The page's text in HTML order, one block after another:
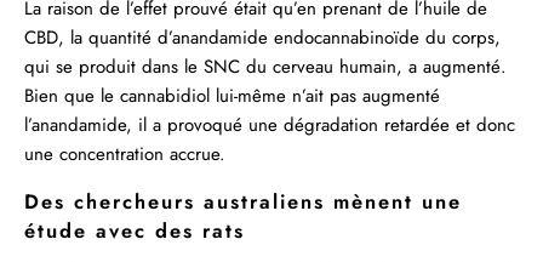
La raison de l’effet prouvé était qu’en prenant de l’huile de
CBD, la quantité d’anandamide endocannabinoïde du corps,
qui se produit dans le SNC du cerveau humain, a augmenté.
Bien que le cannabidiol lui-même n’ait pas augmenté
l’anandamide, il a provoqué une dégradation retardée et donc
une concentration accrue.
Des chercheurs australiens mènent une
étude avec des rats